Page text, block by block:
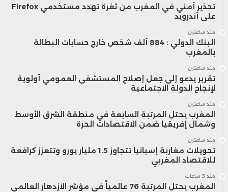
تحذير أمني في المغرب من ثغرة تهدد مستخدمي Firefox
على أندرويد
منذ ساعتين
البنك الدولي : 884 ألف شخص خارج حسابات البطالة
بالمغرب
منذ ساعتين
تقرير يدعو إلى جعل إصلاح المستشفى العمومي أولوية
لإنجاح الدولة الاجتماعية
منذ ساعتين
المغرب يحتل المرتبة السابعة في منطقة الشرق الأوسط
وشمال إفريقيا ضمن الاقتصادات الحرة
منذ ساعتين
تحويلات مغاربة إسبانيا تتجاوز 1.5 مليار يورو وتتعزز كرافعة
للاقتصاد المغربي
منذ 3 ساعات
المغرب يحتل المرتبة 76 عالمياً في مؤشر الازدهار العالمي